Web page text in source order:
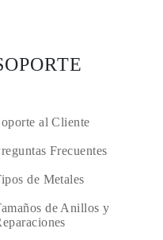
al Cliente
Frecuentes
de Metales
de Anillos y